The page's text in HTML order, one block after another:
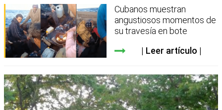
Cubanos muestran
angustiosos momentos de
su travesía en bote
Leer artículo